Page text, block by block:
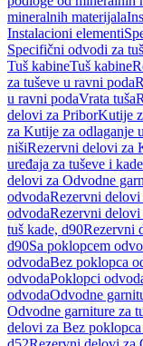
mineralnih materijala
Instalacioni elementi
Specifični odvodi za
Tuš kabineTuš kabine
za tuševe u ravni poda
u ravni podaVrata tuša
delovi za PriborKutije
za Kutije za odlaganje
nišiRezervni delovi za
uređaja za tuševe i kade
delovi za Odvodne
odvodaRezervni delovi
odvodaRezervni
tuš kade, d90Rezervni
d90Sa poklopcem
odvodaBez poklopca
odvodaPoklopci
odvodaOdvodne
Odvodne garniture za
delovi za Bez